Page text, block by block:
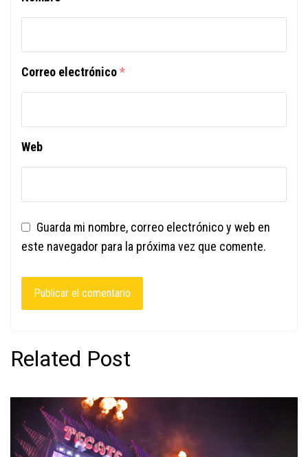
Correo electrónico*
Web
Guarda mi nombre, correo electrónico y web en
este navegador para la próxima vez que comente.
Related Post